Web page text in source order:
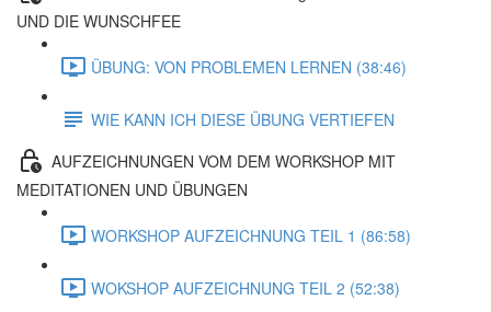
UND DIE WUNSCHFEE
ÜBUNG: VON PROBLEMEN LERNEN (38:46)
WIE KANN ICH DIESE ÜBUNG VERTIEFEN
AUFZEICHNUNGEN VOM DEM WORKSHOP MIT
MEDITATIONEN UND ÜBUNGEN
WORKSHOP AUFZEICHNUNG TEIL 1 (86:58)
WOKSHOP AUFZEICHNUNG TEIL 2 (52:38)